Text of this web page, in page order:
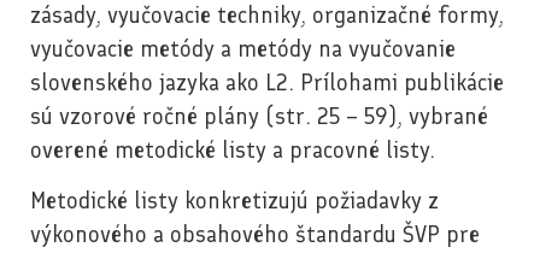
zásady, vyučovacie techniky, organizačné formy,
vyučovacie metódy a metódy na vyučovanie
slovenského jazyka ako L2. Prílohami publikácie
sú vzorové ročné plány (str. 25 – 59), vybrané
overené metodické listy a pracovné listy.
Metodické listy konkretizujú požiadavky z
výkonového a obsahového štandardu ŠVP pre